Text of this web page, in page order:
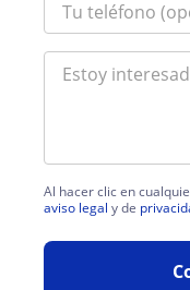
Al hacer clic en
aviso legal y de